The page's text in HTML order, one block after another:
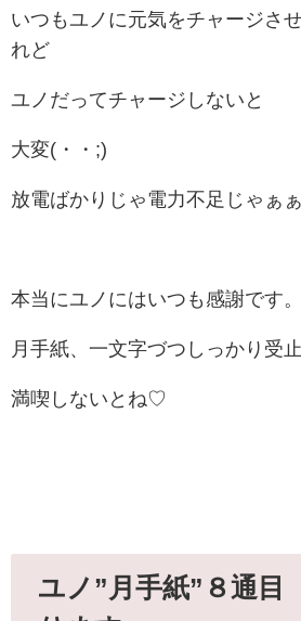
いつもユノに元気をチャージさ
れど
ユノだってチャージしないと
大変(・・;)
放電ばかりじゃ電力不足じゃぁ
本当にユノにはいつも感謝です。
月手紙、一文字づつしっかり受
満喫しないとね♡
ユノ”月手紙”８通